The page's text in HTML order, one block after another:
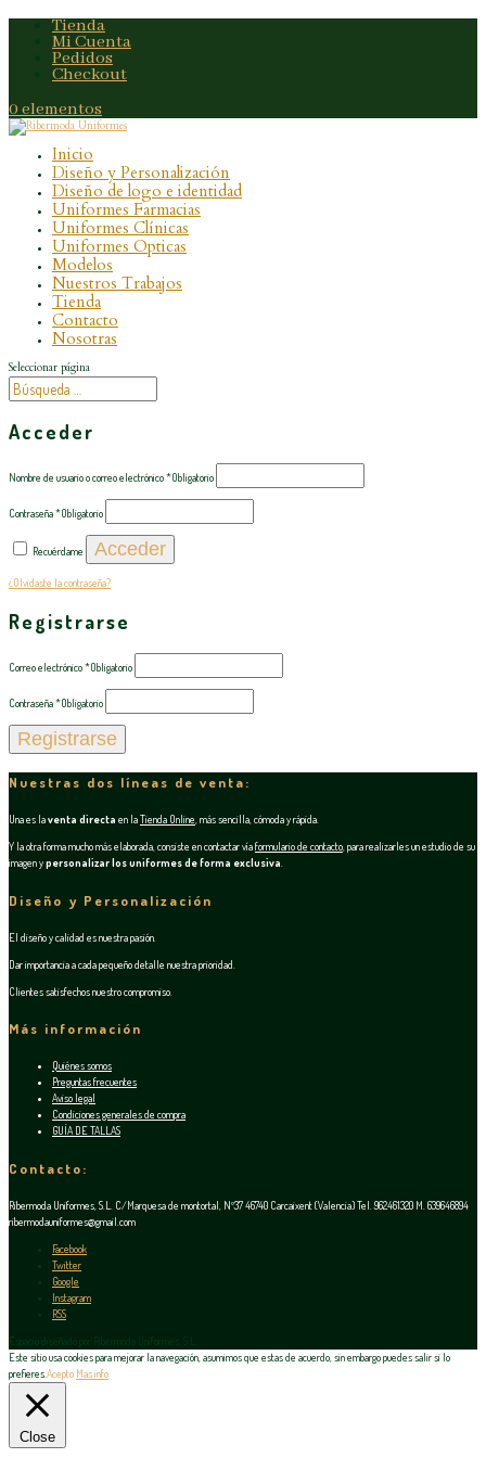
Tienda
Mi Cuenta
Pedidos
Checkout
0 elementos
Inicio
Diseño y Personalización
Diseño de logo e identidad
Uniformes Farmacias
Uniformes Clínicas
Uniformes Opticas
Modelos
Nuestros Trabajos
Tienda
Contacto
Nosotras
Seleccionar página
Acceder
Nombre de usuario o correo electrónico*Obligatorio
Contraseña*Obligatorio
Recuérdame Acceder
¿Olvidaste la contraseña?
Registrarse
Correo electrónico*Obligatorio
Contraseña*Obligatorio
Registrarse
Nuestras dos líneas de venta:
Una es laventa directa en laTienda Online , más sencilla, cómoda y rápida.
Y la otra forma mucho más elaborada, consiste en contactar víaformulario de contacto , para realizarles un estudio de su
imagen ypersonalizar los uniformes de forma exclusiva
Diseño y Personalización
El diseño y calidad es nuestra pasión.
Dar importancia a cada pequeño detalle nuestra prioridad.
Clientes satisfechos nuestro compromiso.
Más información
Quiénes somos
Preguntas frecuentes
Aviso legal
Condiciones generales de compra
GUÍA DE TALLAS
Contacto:
Ribermoda Uniformes, S.L. C/Marquesa de montortal, Nº37 46740 Carcaixent (Valencia) Tel. 962461320 M. 639646894
ribermodauniformes@gmail.com
Facebook
Twitter
Google
Instagram
RSS
Este sitio usa cookies para mejorar la navegación, asumimos que estas de acuerdo, sin embargo puedes salir si lo
prefieres.Acepto Mas info
Close